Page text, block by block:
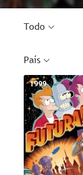
Todo
País
1999